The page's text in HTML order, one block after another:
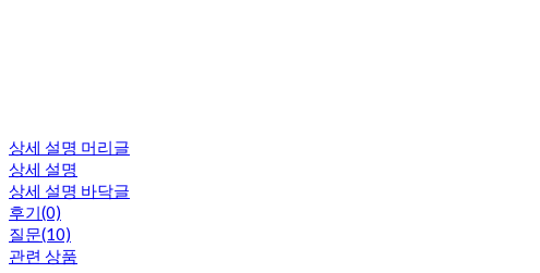
상세 설명 머리글
상세 설명
상세 설명 바닥글
후기(0)
질문(10)
관련 상품